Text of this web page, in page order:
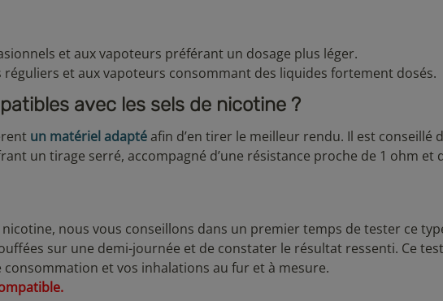
et aux vapoteurs préférant un dosage plus léger.
et aux vapoteurs consommant des liquides fortement dosés.
avec les sels de nicotine ?
un matériel adaptéafin d’en tirer le meilleur rendu. Il est conseillé
un tirage serré, accompagné d’une résistance proche de 1 ohm et
nous vous conseillons dans un premier temps de tester ce
sur une demi-journée et de constater le résultat ressenti. Ce
et vos inhalations au fur et à mesure.